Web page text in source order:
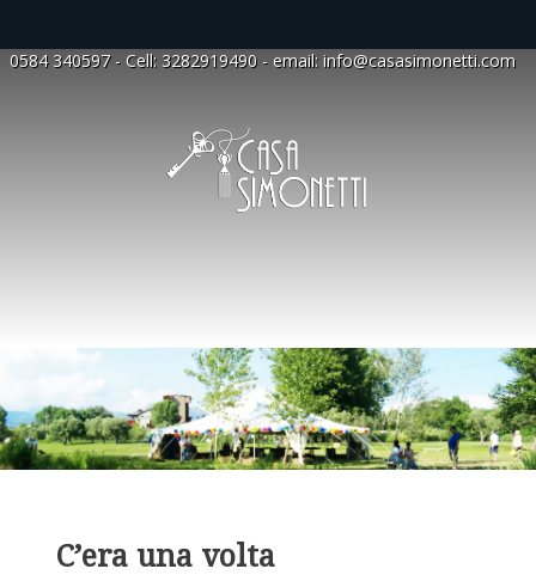
0584 340597- Cell: 3282919490- email: info@casasimonetti.com
C’era una volta